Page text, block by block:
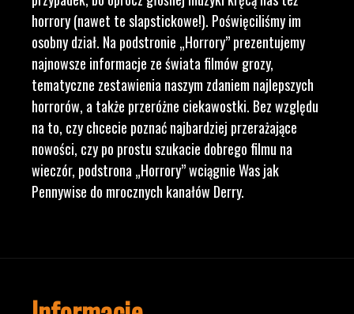
horrory (nawet te slapstickowe!). Poświęciliśmy im
osobny dział. Na podstronie „Horrory” prezentujemy
najnowsze informacje ze świata filmów grozy,
tematyczne zestawienia naszym zdaniem najlepszych
horrorów, a także przeróżne ciekawostki. Bez względu
na to, czy chcecie poznać najbardziej przerażające
nowości, czy po prostu szukacie dobrego filmu na
wieczór, podstrona „Horrory” wciągnie Was jak
Pennywise do mrocznych kanałów Derry.